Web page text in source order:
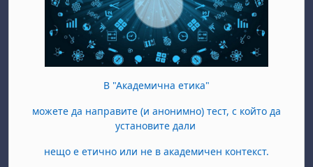
В "Академична етика"
можете да направите (и анонимно) тест, с който да
установите дали
нещо е етично или не в академичен контекст.